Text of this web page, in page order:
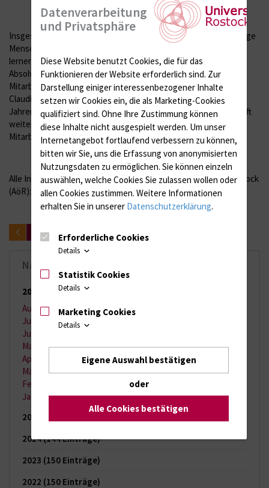
Insgesamt sind derzeit am Universitätsklinikum Rostock 118 junge
Menschen tätig, die einen der angebotenen Ausbildungsberufe
lernen. Und das mit guten Perspektiven: „Von den diesjährigen
Absolventen konnten wir 60 Prozent als Mitarbeiterinnen und
Mitarbeiter im Anschluss an ihre Ausbildung übernehmen“, so
Claudia Ehlers. „Diese Quote möchten wir in den kommenden
Jahren weiter ausbauen, damit wir heute wie auch in der Zukunft
weiter Spitzenmedizin durch unsere hoch qualifizierten
Mitarbeiter anbieten können.“
Alle Informationen zur Ausbildung am Universitätsklinikum Rostock
(AöR): personalwesen@med.uni-rostock.de
zurück
Nachrichten-Archiv
2026
(65 Einträge)
August 2026(2 Einträge)
Juli 2026
(11 Einträge)
Juni 2026
Mai 2026(9 Einträge)
April 2026
(11 Einträge)
März 2026(7 Einträge)
Februar 2026
Januar 2026(6 Einträge)
2025
2024(144 Einträge)
2023 (150 Einträge)
2022 (150 Einträge)
Datenverarbeitung
und Privatsphäre
Diese Website benutzt Cookies, die für das
Funktionieren der Website erforderlich sind. Zur
Darstellung einiger interessenbezogener Inhalte
setzen wir Cookies ein, die als Marketing-Cookies
qualifiziert sind. Ohne Ihre Zustimmung können
diese Inhalte nicht ausgespielt werden. Um unser
Internetangebot fortlaufend verbessern zu können,
bitten wir Sie, uns die Erfassung von anonymisierten
Nutzungsdaten zu ermöglichen. Sie können einzeln
auswählen, welche Cookies Sie zulassen wollen oder
allen Cookies zustimmen. Weitere Informationen
erhalten Sie in unserer Datenschutzerklärung.
Erforderliche Cookies
Details
Statistik Cookies
Details
Marketing Cookies
Details
Eigene Auswahl bestätigen
oder
Alle Cookies bestätigen